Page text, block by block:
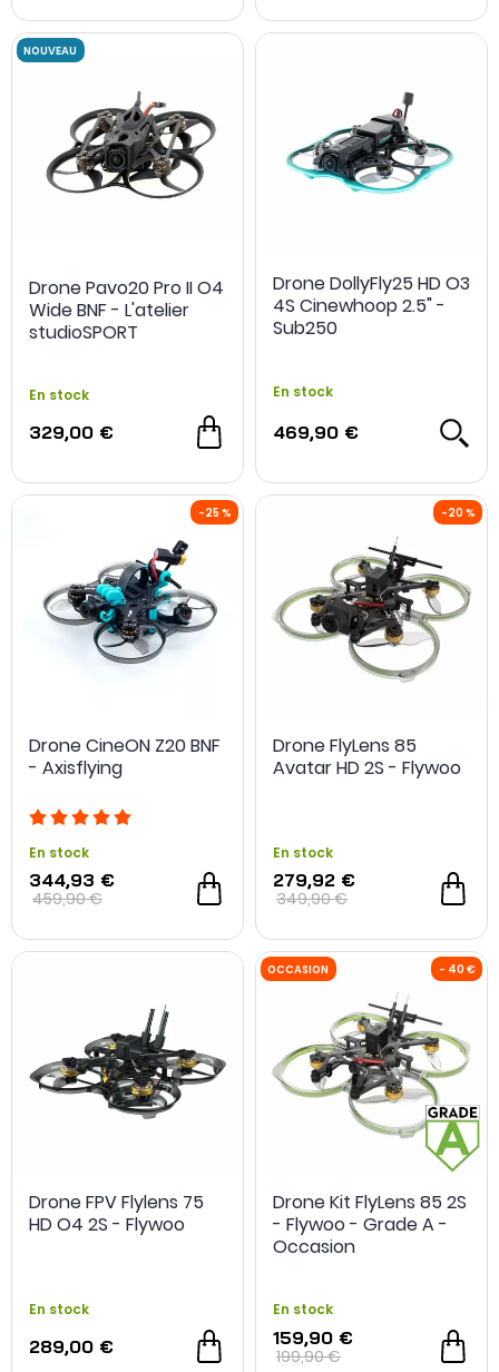
Drone Pavo20 Pro II O4
Wide BNF - L'atelier
studioSPORT
En stock
329,00 €
Drone DollyFly25 HD O3
4S Cinewhoop 2.5" -
Sub250
En stock
469,90 €
Drone CineON Z20 BNF
- Axisflying
En stock
344,93 €
459,90 €
Drone FlyLens 85
Avatar HD 2S - Flywoo
En stock
279,92 €
349,90 €
Drone FPV Flylens 75
HD O4 2S - Flywoo
En stock
289,00 €
Drone Kit FlyLens 85 2S
- Flywoo - Grade A -
Occasion
En stock
159,90 €
199,90 €